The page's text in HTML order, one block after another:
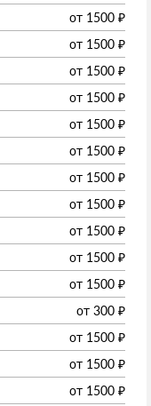
от 1500 ₽
от 1500 ₽
от 1500 ₽
от 1500 ₽
от 1500 ₽
от 1500 ₽
от 1500 ₽
от 1500 ₽
от 1500 ₽
от 1500 ₽
от 1500 ₽
от 300 ₽
от 1500 ₽
от 1500 ₽
от 1500 ₽